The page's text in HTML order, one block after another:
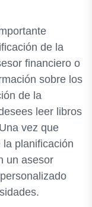
de la
financiero o
sobre los
de la
leer libros
vez que
planificación
un asesor